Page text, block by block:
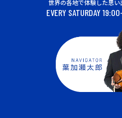
世界の各地で体験した思い
EVERY SATURDAY